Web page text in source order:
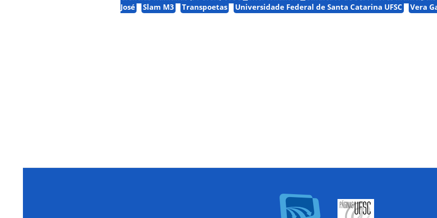
José
Slam M3 Transpoetas Universidade Federal de Santa Catarina UFSC Vera